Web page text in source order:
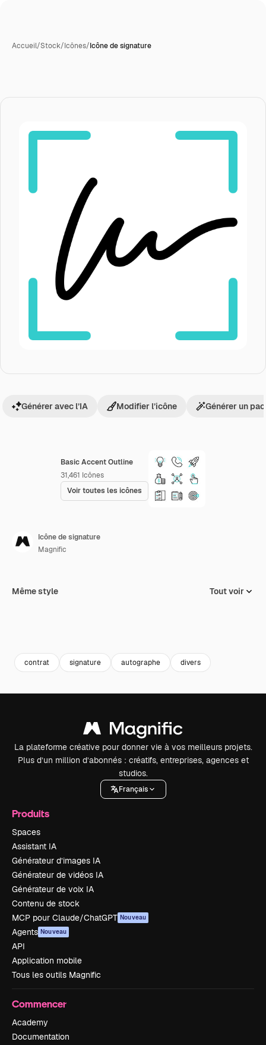
Accueil/Stock/Icônes/Icône de signature
Basic Accent Outline
31,461 Icônes
Voir toutes les icônes
Générer avec l’IA Modifier l’icône Générer un
Icône de signature
Magnific
Même style Tout voir
contrat signature autographe divers
La plateforme créative pour donner vie à vos meilleurs projets.
Plus d’un million d’abonnés : créatifs, entreprises, agences et
studios.
Français
Produits
Spaces
Assistant IA
Générateur d’images IA
Générateur de vidéos IA
Générateur de voix IA
Contenu de stock
MCP pour Claude/ChatGPT Nouveau
Agents Nouveau
API
Application mobile
Tous les outils Magnific
Commencer
Academy
Documentation